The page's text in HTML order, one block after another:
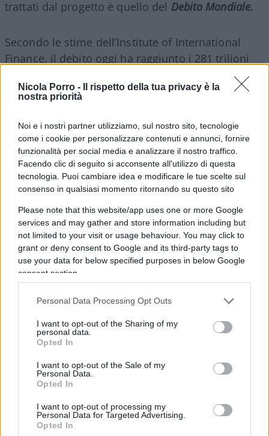
Nicola Porro -
Il rispetto della tua privacy è la
nostra priorità
Noi e i nostri partner utilizziamo, sul nostro sito, tecnologie
come i cookie per personalizzare contenuti e annunci, fornire
funzionalità per social media e analizzare il nostro traffico.
Facendo clic di seguito si acconsente all'utilizzo di questa
tecnologia. Puoi cambiare idea e modificare le tue scelte sul
consenso in qualsiasi momento ritornando su questo sito
Please note that this website/app uses one or more Google
services and may gather and store information including but
not limited to your visit or usage behaviour. You may click to
grant or deny consent to Google and its third-party tags to
use your data for below specified purposes in below Google
consent section.
Personal Data Processing Opt Outs
I want to opt-out of the Sharing of my
personal data.
Opted In
I want to opt-out of the Sale of my
Personal Data.
Opted In
I want to opt-out of processing my
Personal Data for Targeted Advertising.
Opted In
trattati dal progetto è quello del Debito Mondiale.
Secondo le stime dell’Institute of International
Finance, il debito oggi ha raggiunto i 281 trilioni
Molto di questo massiccio aumento, nell’ultimo
anno, proviene dalla risposta dei governi alla
pandemia. Tuttavia, dobbiamo ricordare che il
dato del debito totale aveva già raggiunto livelli
record nel 2019, prima di qualsiasi pandemia e in
un periodo di crescita di molte economie del
Pianeta.
Il problema principale è che la maggior parte di
questo debito è improduttivo quindi il risultato
dopo la fine della crisi pandemica e che il livello
di crescita e produttività raggiunti non sarà
sufficiente ridurre l’onere finanziario sui conti
Ma come si interverrebbe sul Debito? Come lo si
ridurrebbe o taglierebbe? C’è il rischio enorme